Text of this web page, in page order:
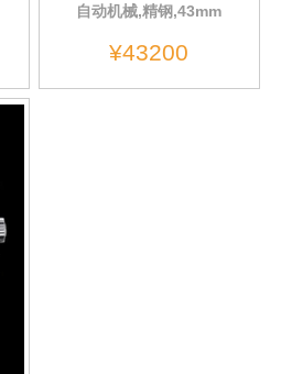
自动机械,精钢,43mm
¥43200